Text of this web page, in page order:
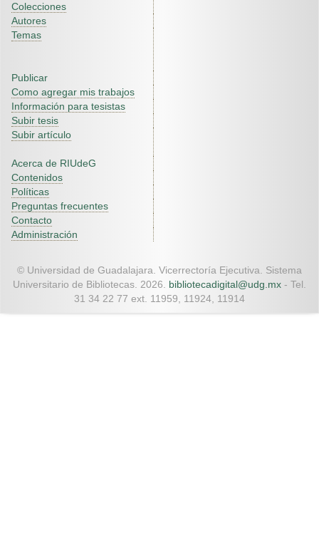
Colecciones
Autores
Temas
Publicar
Como agregar mis trabajos
Información para tesistas
Subir tesis
Subir artículo
Acerca de RIUdeG
Contenidos
Políticas
Preguntas frecuentes
Contacto
Administración
© Universidad de Guadalajara. Vicerrectoría Ejecutiva. Sistema
Universitario de Bibliotecas. 2026. bibliotecadigital@udg.mx - Tel.
31 34 22 77 ext. 11959, 11924, 11914